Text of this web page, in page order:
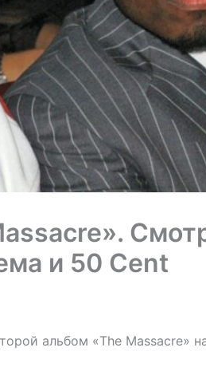
и 50 Cent
альбом «The Massacre»